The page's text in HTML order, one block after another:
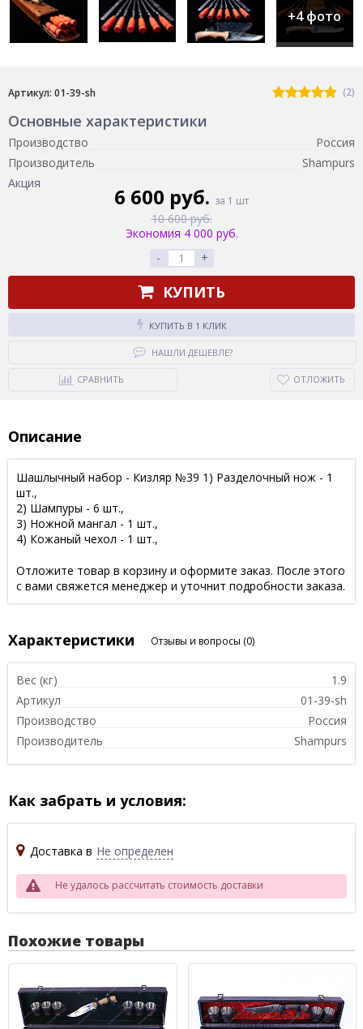
+4 фото
Артикул: 01-39-sh (2)
Основные характеристики
Производство
Россия
Производитель
Shampurs
Акция
6 600 руб. за 1 шт
10 600 руб.
Экономия 4 000 руб.
-
+
КУПИТЬ
КУПИТЬ В 1 КЛИК
НАШЛИ ДЕШЕВЛЕ?
СРАВНИТЬ ОТЛОЖИТЬ
Описание
Шашлычный набор - Кизляр №39 1) Разделочный нож - 1
шт.,
2) Шампуры - 6 шт.,
3) Ножной мангал - 1 шт.,
4) Кожаный чехол - 1 шт.,
Отложите товар в корзину и оформите заказ. После этого
с вами свяжется менеджер и уточнит подробности заказа.
Характеристики Отзывы и вопросы (0)
Вес (кг)
1.9
Артикул
01-39-sh
Производство
Россия
Производитель
Shampurs
Как забрать и условия:
Доставка в Не определен
Не удалось рассчитать стоимость доставки
Похожие товары